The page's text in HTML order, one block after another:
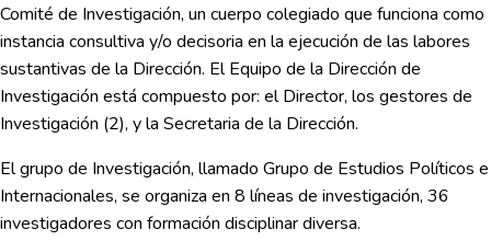
Comité de Investigación, un cuerpo colegiado que funciona como
instancia consultiva y/o decisoria en la ejecución de las labores
sustantivas de la Dirección. El Equipo de la Dirección de
Investigación está compuesto por: el Director, los gestores de
Investigación (2), y la Secretaria de la Dirección.
El grupo de Investigación, llamado Grupo de Estudios Políticos e
Internacionales, se organiza en 8 líneas de investigación, 36
investigadores con formación disciplinar diversa.